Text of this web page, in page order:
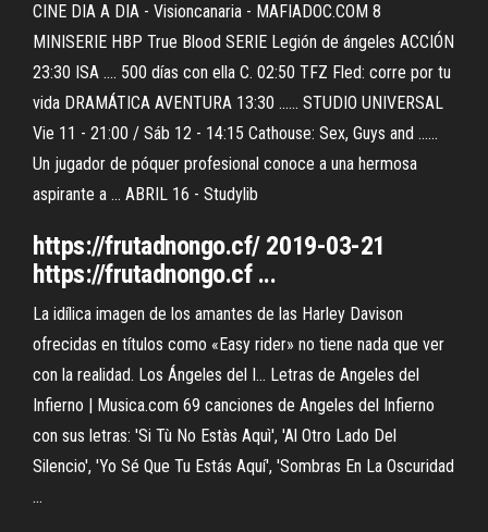
CINE DIA A DIA - Visioncanaria - MAFIADOC.COM 8
MINISERIE HBP True Blood SERIE Legión de ángeles ACCIÓN
23:30 ISA .... 500 días con ella C. 02:50 TFZ Fled: corre por tu
vida DRAMÁTICA AVENTURA 13:30 ...... STUDIO UNIVERSAL
Vie 11 - 21:00 / Sáb 12 - 14:15 Cathouse: Sex, Guys and ......
Un jugador de póquer profesional conoce a una hermosa
aspirante a ... ABRIL 16 - Studylib
https://frutadnongo.cf/ 2019-03-21
https://frutadnongo.cf ...
La idílica imagen de los amantes de las Harley Davison
ofrecidas en títulos como «Easy rider» no tiene nada que ver
con la realidad. Los Ángeles del I... Letras de Angeles del
Infierno | Musica.com 69 canciones de Angeles del Infierno
con sus letras: 'Si Tù No Estàs Aquì', 'Al Otro Lado Del
Silencio', 'Yo Sé Que Tu Estás Aquí', 'Sombras En La Oscuridad
...